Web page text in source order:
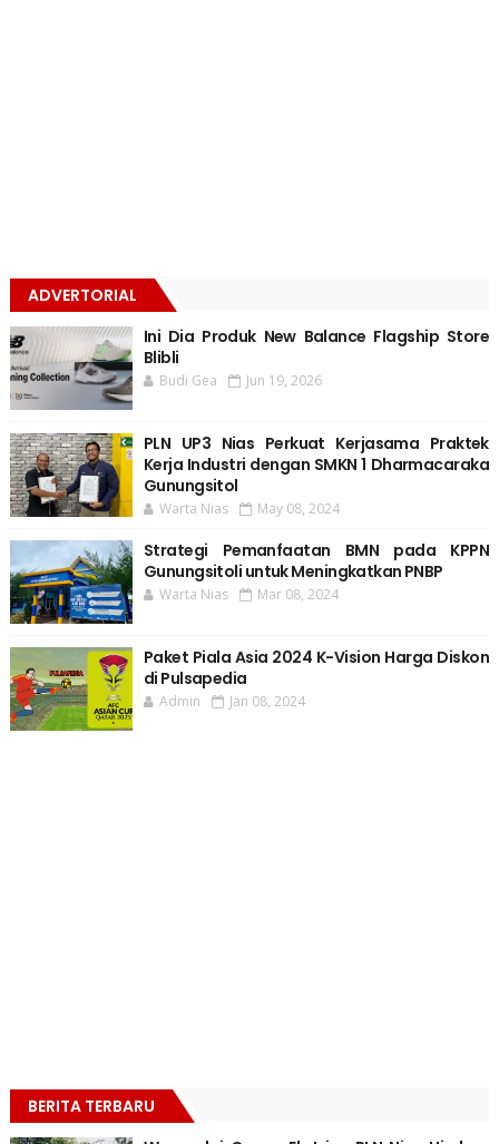
ADVERTORIAL
Ini Dia Produk New Balance Flagship Store
Blibli
Budi Gea Jun 19, 2026
PLN UP3 Nias Perkuat Kerjasama Praktek
Kerja Industri dengan SMKN 1 Dharmacaraka
Gunungsitol
Warta Nias May 08, 2024
Strategi Pemanfaatan BMN pada KPPN
Gunungsitoli untuk Meningkatkan PNBP
Warta Nias Mar 08, 2024
Paket Piala Asia 2024 K-Vision Harga Diskon
di Pulsapedia
Admin Jan 08, 2024
BERITA TERBARU